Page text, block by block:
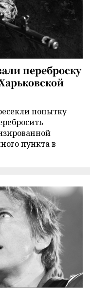
переброску
попытку
пункта в